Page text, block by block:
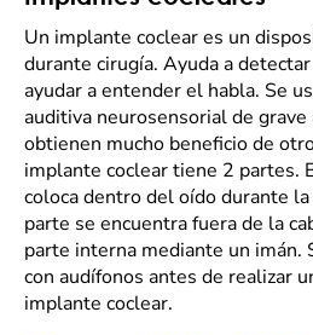
Un implante coclear es un
durante cirugía. Ayuda a
ayudar a entender el habla. Se
auditiva neurosensorial de grave
obtienen mucho beneficio de
implante coclear tiene 2 partes.
coloca dentro del oído durante
parte se encuentra fuera de la
parte interna mediante un imán.
con audífonos antes de realizar
implante coclear.